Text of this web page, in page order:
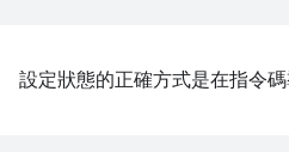
設定狀態的正確方式是在指令碼